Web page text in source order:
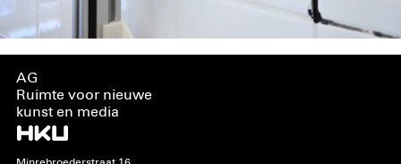
AG
Ruimte voor nieuwe
kunst en media